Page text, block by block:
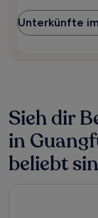
wurde.
Preise
und
können
zusätzliche
Bedingungen
gelten.
Unterkünfte
Sieh dir
in
beliebt